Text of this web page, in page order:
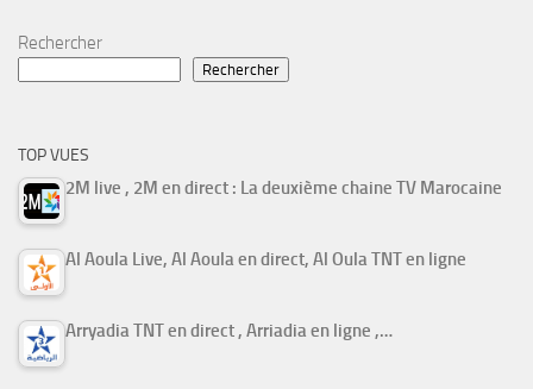
Rechercher
Rechercher
TOP VUES
2M live , 2M en direct : La deuxième chaine TV Marocaine
Al Aoula Live, Al Aoula en direct, Al Oula TNT en ligne
Arryadia TNT en direct , Arriadia en ligne ,…